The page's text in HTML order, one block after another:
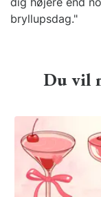
bryllupsdag."
Du vil